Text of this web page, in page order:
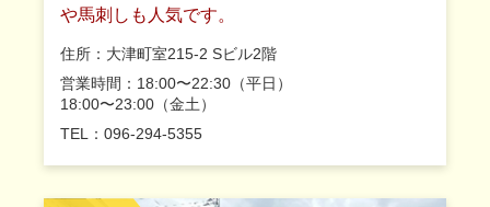
や馬刺しも人気です。
住所：大津町室215-2 Sビル2階
営業時間：18:00〜22:30（平日）
18:00〜23:00（金土）
TEL：096-294-5355